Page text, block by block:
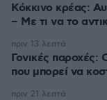
Κόκκινο κρέας:
– Με τι να το
Γονικές παροχές:
που μπορεί να
πριν 13 λεπτά
πριν 21 λεπτά